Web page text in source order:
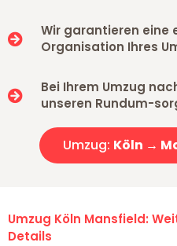
Wir garantieren eine
Organisation Ihres
Bei Ihrem Umzug
unseren Rundum-
Umzug: Köln →
Umzug Köln Mansfield:
Details